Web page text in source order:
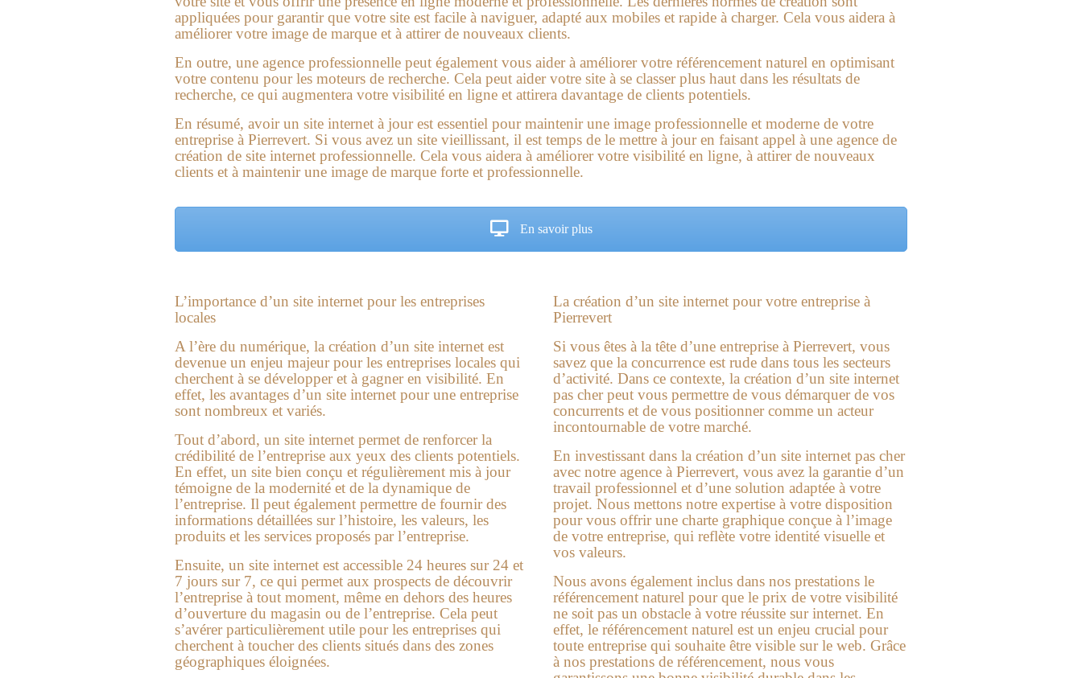
appliquées pour garantir que votre site est facile à naviguer, adapté aux mobiles et rapide à charger. Cela vous aidera à
améliorer votre image de marque et à attirer de nouveaux clients.
En outre, une agence professionnelle peut également vous aider à améliorer votre référencement naturel en optimisant
votre contenu pour les moteurs de recherche. Cela peut aider votre site à se classer plus haut dans les résultats de
recherche, ce qui augmentera votre visibilité en ligne et attirera davantage de clients potentiels.
En résumé, avoir un site internet à jour est essentiel pour maintenir une image professionnelle et moderne de votre
entreprise à Pierrevert. Si vous avez un site vieillissant, il est temps de le mettre à jour en faisant appel à une agence de
création de site internet professionnelle. Cela vous aidera à améliorer votre visibilité en ligne, à attirer de nouveaux
clients et à maintenir une image de marque forte et professionnelle.
En savoir plus
L’importance d’un site internet pour les entreprises
locales
A l’ère du numérique, la création d’un site internet est
devenue un enjeu majeur pour les entreprises locales qui
cherchent à se développer et à gagner en visibilité. En
effet, les avantages d’un site internet pour une entreprise
sont nombreux et variés.
Tout d’abord, un site internet permet de renforcer la
crédibilité de l’entreprise aux yeux des clients potentiels.
En effet, un site bien conçu et régulièrement mis à jour
témoigne de la modernité et de la dynamique de
l’entreprise. Il peut également permettre de fournir des
informations détaillées sur l’histoire, les valeurs, les
produits et les services proposés par l’entreprise.
Ensuite, un site internet est accessible 24 heures sur 24 et
7 jours sur 7, ce qui permet aux prospects de découvrir
l’entreprise à tout moment, même en dehors des heures
d’ouverture du magasin ou de l’entreprise. Cela peut
s’avérer particulièrement utile pour les entreprises qui
cherchent à toucher des clients situés dans des zones
géographiques éloignées.
La création d’un site internet pour votre entreprise à
Pierrevert
Si vous êtes à la tête d’une entreprise à Pierrevert, vous
savez que la concurrence est rude dans tous les secteurs
d’activité. Dans ce contexte, la création d’un site internet
pas cherpeut vous permettre de vous démarquer de vos
concurrents et de vous positionner comme un acteur
incontournable de votre marché.
En investissant dans la création d’un site internet pas cher
avec notre agence à Pierrevert, vous avez la garantie d’un
travail professionnel et d’une solution adaptée à votre
projet. Nous mettons notre expertise à votre disposition
pour vous offrir une charte graphique conçue à l’image
de votre entreprise, qui reflète votre identité visuelle et
vos valeurs.
Nous avons également inclus dans nos prestations le
référencement naturel pour que le prix de votre visibilité
ne soit pas un obstacle à votre réussite sur internet. En
effet, le référencement naturel est un enjeu crucial pour
toute entreprise qui souhaite être visible sur le web. Grâce
à nos prestations de référencement, nous vous